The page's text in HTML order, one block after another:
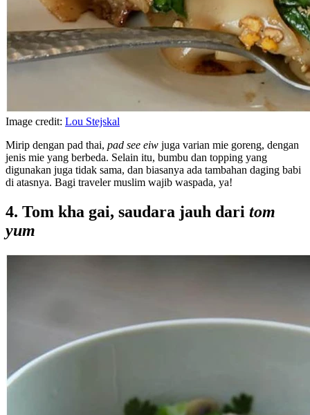
Image credit: Lou Stejskal
Mirip dengan pad thai, pad see eiw juga varian mie goreng, dengan
jenis mie yang berbeda. Selain itu, bumbu dan topping yang
digunakan juga tidak sama, dan biasanya ada tambahan daging babi
di atasnya. Bagi traveler muslim wajib waspada, ya!
4. Tom kha gai, saudara jauh dari tom
yum